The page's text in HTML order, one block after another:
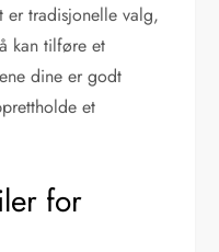
er tradisjonelle valg,
kan tilføre et
dine er godt
et
for